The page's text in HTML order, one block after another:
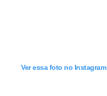
Ver essa foto no Instagram